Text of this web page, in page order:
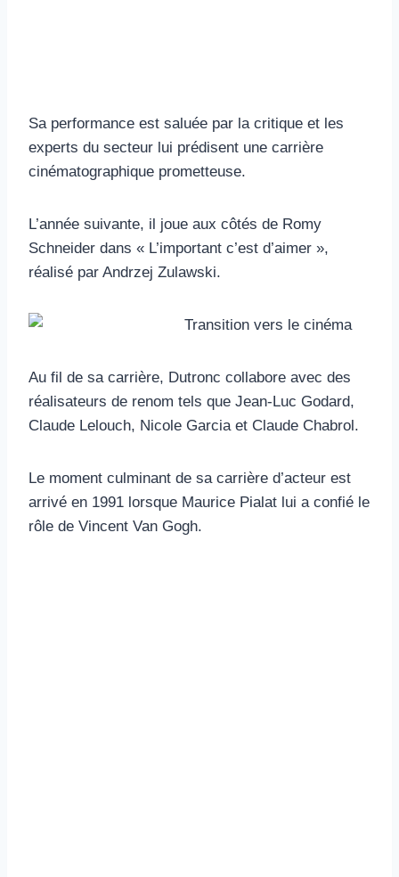
Sa performance est saluée par la critique et les
experts du secteur lui prédisent une carrière
cinématographique prometteuse.
L’année suivante, il joue aux côtés de Romy
Schneider dans « L’important c’est d’aimer »,
réalisé par Andrzej Zulawski.
Au fil de sa carrière, Dutronc collabore avec des
réalisateurs de renom tels que Jean-Luc Godard,
Claude Lelouch, Nicole Garcia et Claude Chabrol.
Le moment culminant de sa carrière d’acteur est
arrivé en 1991 lorsque Maurice Pialat lui a confié le
rôle de Vincent Van Gogh.